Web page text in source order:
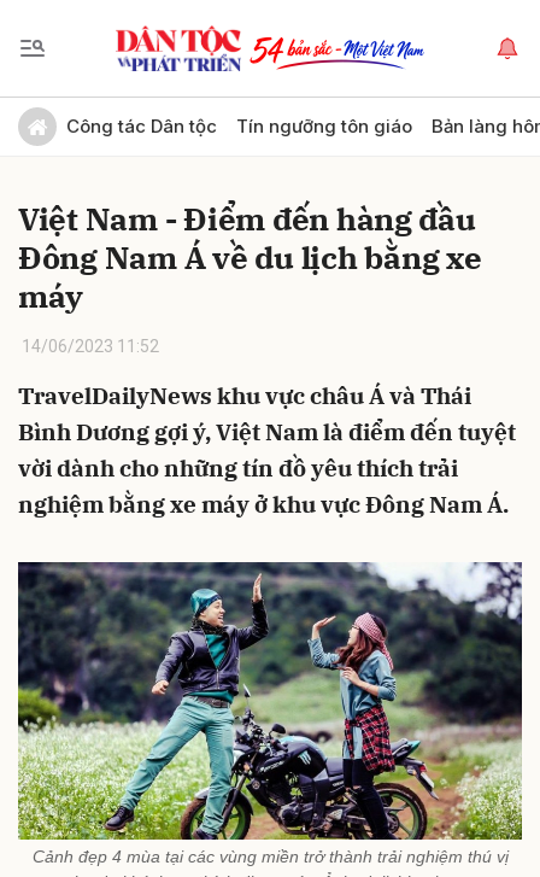
Công tác Dân tộc Tín ngưỡng tôn giáo Bản làng
Việt Nam - Điểm đến hàng đầu
Đông Nam Á về du lịch bằng xe
máy
14/06/2023 11:52
TravelDailyNews khu vực châu Á và Thái
Bình Dương gợi ý, Việt Nam là điểm đến tuyệt
vời dành cho những tín đồ yêu thích trải
nghiệm bằng xe máy ở khu vực Đông Nam Á.
Cảnh đẹp 4 mùa tại các vùng miền trở thành trải nghiệm thú vị
Gửi bình luận